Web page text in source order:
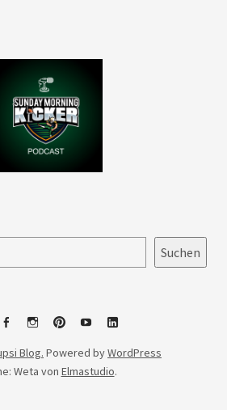
Suchen
InstagramPinterestYouTubeLinkedIn
Blog. Powered byWordPress
Weta von Elmastudio.